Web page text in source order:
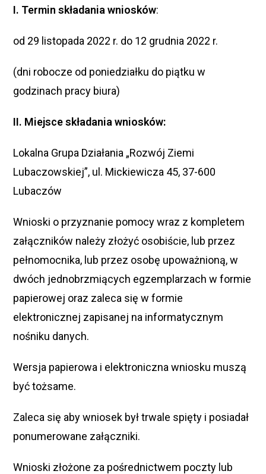
I. Termin składania wniosków:
od 29 listopada 2022 r. do 12 grudnia 2022 r.
(dni robocze od poniedziałku do piątku w
godzinach pracy biura)
II. Miejsce składania wniosków:
Lokalna Grupa Działania „Rozwój Ziemi
Lubaczowskiej”, ul. Mickiewicza 45, 37-600
Lubaczów
Wnioski o przyznanie pomocy wraz z kompletem
załączników należy złożyć osobiście, lub przez
pełnomocnika, lub przez osobę upoważnioną, w
dwóch jednobrzmiących egzemplarzach w formie
papierowej oraz zaleca się w formie
elektronicznej zapisanej na informatycznym
nośniku danych.
Wersja papierowa i elektroniczna wniosku muszą
być tożsame.
Zaleca się aby wniosek był trwale spięty i posiadał
ponumerowane załączniki.
Wnioski złożone za pośrednictwem poczty lub